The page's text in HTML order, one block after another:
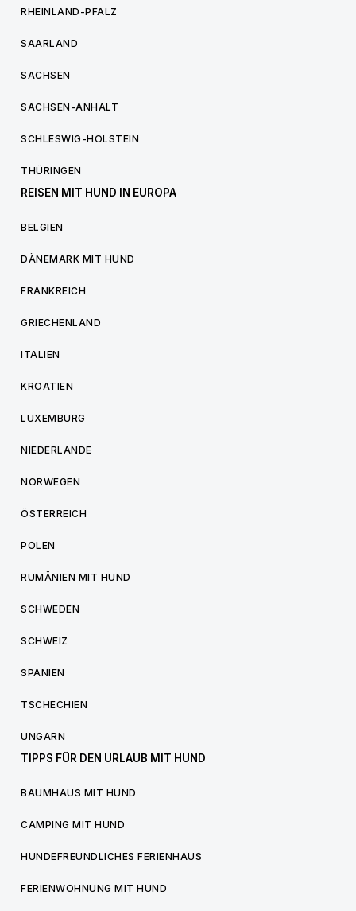
RHEINLAND-PFALZ
SAARLAND
SACHSEN
SACHSEN-ANHALT
SCHLESWIG-HOLSTEIN
THÜRINGEN
REISEN MIT HUND IN EUROPA
BELGIEN
DÄNEMARK MIT HUND
FRANKREICH
GRIECHENLAND
ITALIEN
KROATIEN
LUXEMBURG
NIEDERLANDE
NORWEGEN
ÖSTERREICH
POLEN
RUMÄNIEN MIT HUND
SCHWEDEN
SCHWEIZ
SPANIEN
TSCHECHIEN
UNGARN
TIPPS FÜR DEN URLAUB MIT HUND
BAUMHAUS MIT HUND
CAMPING MIT HUND
HUNDEFREUNDLICHES FERIENHAUS
FERIENWOHNUNG MIT HUND